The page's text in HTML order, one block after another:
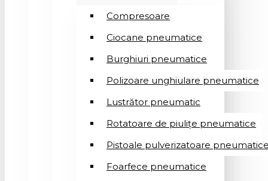
Compresoare
Ciocane pneumatice
Burghiuri pneumatice
Polizoare unghiulare pneumatice
Lustrător pneumatic
Rotatoare de piulițe pneumatice
Pistoale pulverizatoare
Foarfece pneumatice